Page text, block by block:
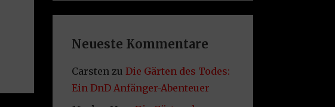
Neueste Kommentare
Carstenzu Die Gärten des Todes:
Ein DnD Anfänger-Abenteuer